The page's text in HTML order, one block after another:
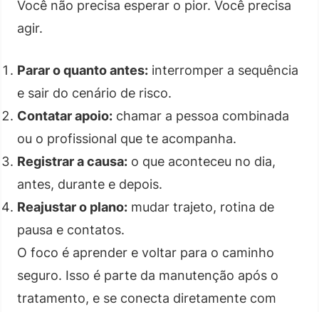
Você não precisa esperar o pior. Você precisa
agir.
Parar o quanto antes: interromper a sequência
e sair do cenário de risco.
Contatar apoio: chamar a pessoa combinada
ou o profissional que te acompanha.
Registrar a causa: o que aconteceu no dia,
antes, durante e depois.
Reajustar o plano: mudar trajeto, rotina de
pausa e contatos.
O foco é aprender e voltar para o caminho
seguro. Isso é parte da manutenção após o
tratamento, e se conecta diretamente com